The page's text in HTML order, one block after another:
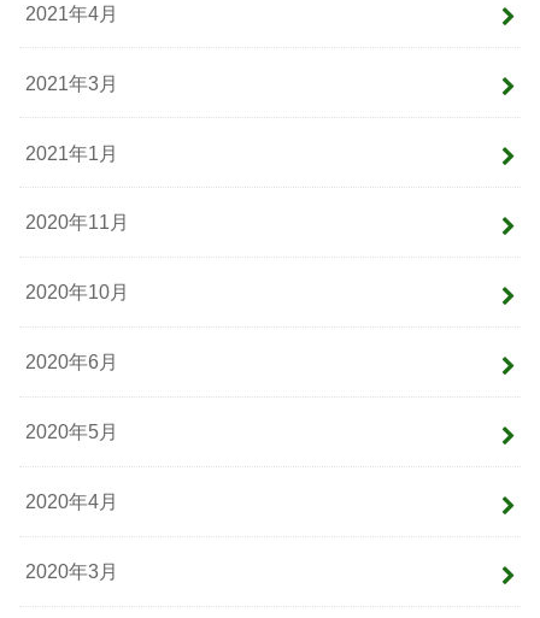
2021年4月
2021年3月
2021年1月
2020年11月
2020年10月
2020年6月
2020年5月
2020年4月
2020年3月